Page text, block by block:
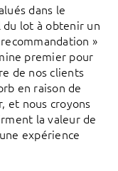
dans le
du lot à obtenir un
»
premier pour
de nos clients
en raison de
et nous croyons
la valeur de
expérience